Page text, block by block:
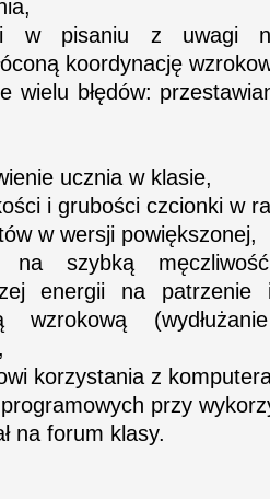
w pisaniu z uwagi
koordynację
wielu błędów:
ucznia w klasie,
i grubości czcionki w
w wersji powiększonej,
na szybką
energii na patrzenie
wzrokową
korzystania z
przy
na forum klasy.